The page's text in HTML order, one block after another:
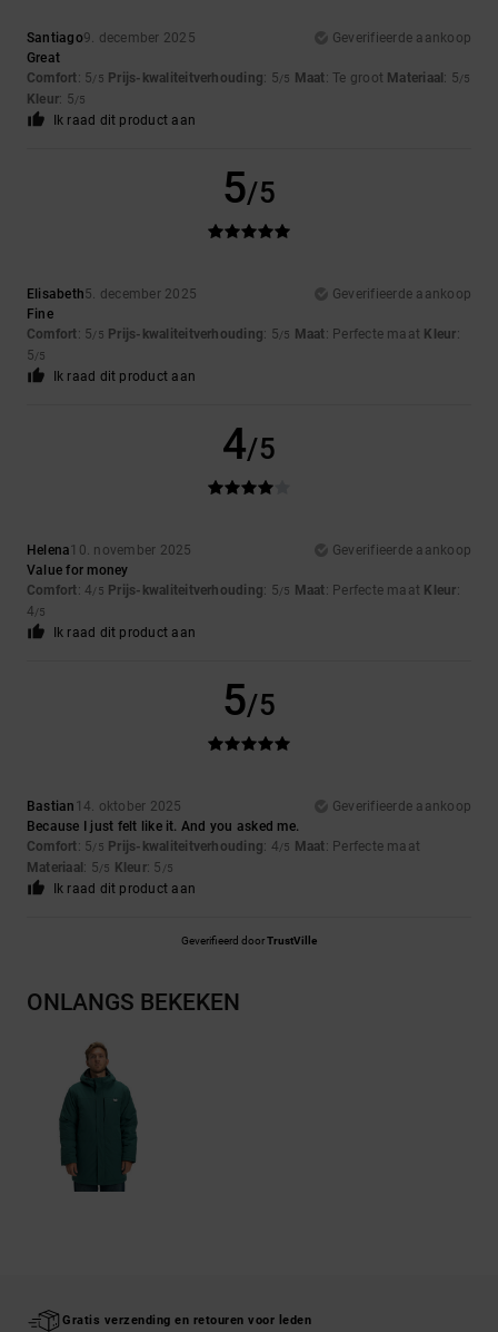
Santiago9. december 2025
Geverifieerde aankoop
Great
Comfort: 5/5 Prijs-kwaliteitverhouding: 5/5 Maat: Te groot Materiaal : 5/5
Kleur: 5/5
Ik raad dit product aan
5/5
Elisabeth5. december 2025
Geverifieerde aankoop
Fine
Comfort: 5/5 Prijs-kwaliteitverhouding: 5/5 Maat: Perfecte maat Kleur:
5/5
Ik raad dit product aan
4/5
Helena10. november 2025
Geverifieerde aankoop
Value for money
Comfort: 4/5 Prijs-kwaliteitverhouding: 5/5 Maat: Perfecte maat Kleur:
4/5
Ik raad dit product aan
5/5
Bastian 14. oktober 2025
Geverifieerde aankoop
Because I just felt like it. And you asked me.
Comfort: 5/5 Prijs-kwaliteitverhouding: 4/5 Maat: Perfecte maat
Materiaal : 5/5 Kleur: 5 /5
Ik raad dit product aan
Geverifieerd doorTrustVille
ONLANGS BEKEKEN
Gratis verzending en retouren voor leden